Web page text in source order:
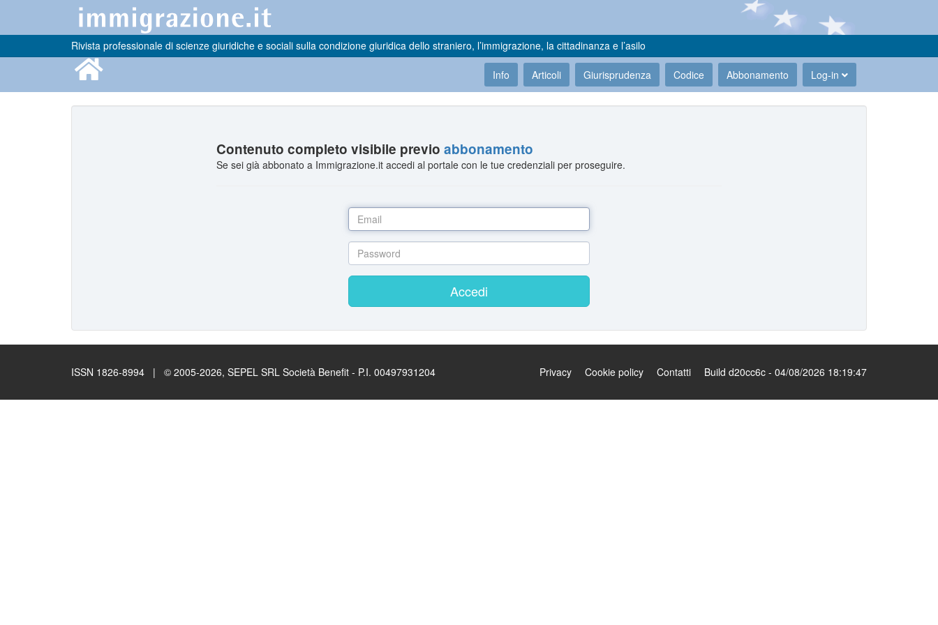
Rivista professionale di scienze giuridiche e sociali sulla condizione giuridica dello straniero, l’immigrazione, la cittadinanza e l’asilo
Info Articoli Giurisprudenza Codice Abbonamento Log-in
Contenuto completo visibile previoabbonamento
Se sei già abbonato a Immigrazione.it accedi al portale con le tue credenziali per proseguire.
Accedi
ISSN 1826-8994 | © 2005-2026, SEPEL SRL Società Benefit - P.I. 00497931204 Privacy Cookie policy Contatti Build d20cc6c - 04/08/2026 18:19:47